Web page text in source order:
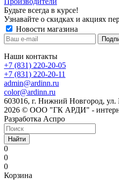
Будьте всегда в курсе!
Узнавайте о скидках и акциях
Новости магазина
Наши контакты
+7 (831) 220-20-05
+7 (831) 220-20-11
admin@ardinn.ru
color@ardinn.ru
603016, г. Нижний Новгород, ул.
2026 © ООО "ГК АРДИ" -
Разработка Аспро
Найти
0
0
0
Корзина